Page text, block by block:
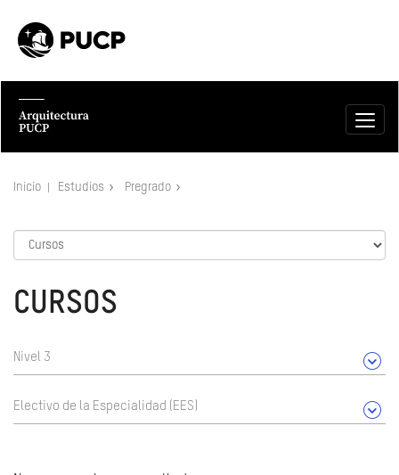
Inicio Estudios Pregrado
CURSOS
Nivel 3
Electivo de la Especialidad (EES)